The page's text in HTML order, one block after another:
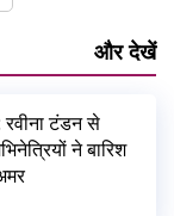
और देखें
रवीना टंडन से
ने बारिश